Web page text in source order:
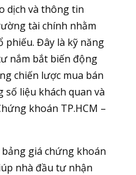
dịch và thông tin
tài chính nhằm
phiếu. Đây là kỹ năng
nắm bắt biến động
chiến lược mua bán
số liệu khách quan và
khoán TP.HCM –
giá chứng khoán
nhà đầu tư nhận